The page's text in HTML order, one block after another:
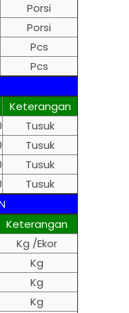
Porsi
Porsi
Pcs
Pcs
Keterangan
Tusuk
Tusuk
Tusuk
Tusuk
Keterangan
Kg /Ekor
Kg
Kg
Kg